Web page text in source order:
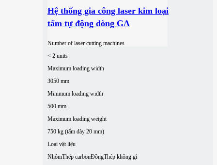
Hệ thống gia công laser kim loại
tấm tự động dòng GA
Number of laser cutting machines
< 2 units
Maximum loading width
3050 mm
Minimum loading width
500 mm
Maximum loading weight
750 kg (tấm dày 20 mm)
Loại vật liệu
NhômThép carbonĐồngThép không gỉ